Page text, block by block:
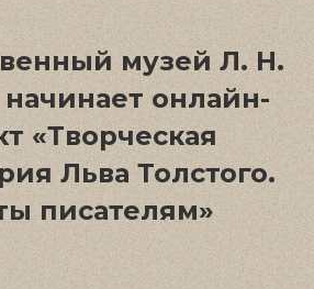
музей Л. Н.
начинает онлайн-
«Творческая
Льва Толстого.
писателям»